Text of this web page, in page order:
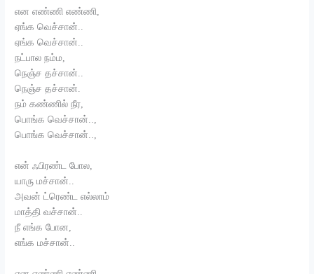
என எண்ணி எண்ணி,
ஏங்க வெச்சான்..
ஏங்க வெச்சான்..
நட்பால நம்ம,
நெஞ்ச தச்சான்..
நெஞ்ச தச்சான்.
நம் கண்ணில் நீர,
பொங்க வெச்சான்..,
பொங்க வெச்சான்..,
என் ஃபிரண்ட போல,
யாரு மச்சான்..
அவன் ட்ரெண்ட எல்லாம்
மாத்தி வச்சான்..
நீ எங்க போன,
எங்க மச்சான்..